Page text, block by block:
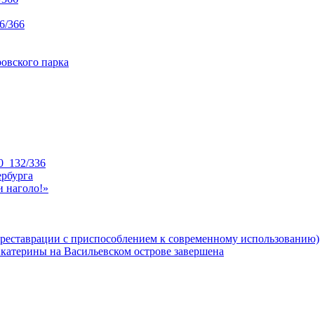
366
парка
336
с приспособлением к современному использованию)
на Васильевском острове завершена